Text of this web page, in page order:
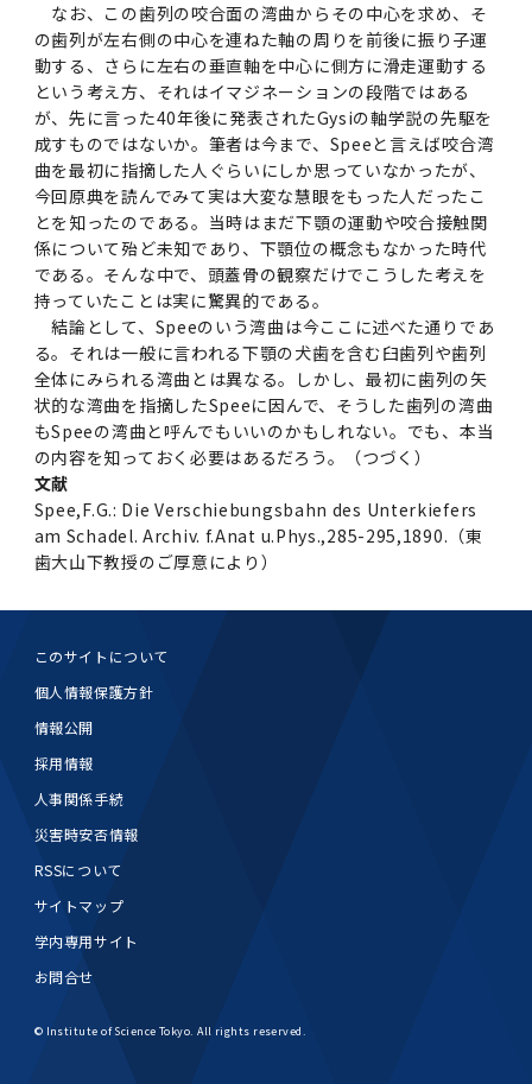
なお、この歯列の咬合面の湾曲からその中心を求め、そ
の歯列が左右側の中心を連ねた軸の周りを前後に振り子運
動する、さらに左右の垂直軸を中心に側方に滑走運動する
という考え方、それはイマジネーションの段階ではある
が、先に言った40年後に発表されたGysiの軸学説の先駆を
成すものではないか。筆者は今まで、Speeと言えば咬合湾
曲を最初に指摘した人ぐらいにしか思っていなかったが、
今回原典を読んでみて実は大変な慧眼をもった人だったこ
とを知ったのである。当時はまだ下顎の運動や咬合接触関
係について殆ど未知であり、下顎位の概念もなかった時代
である。そんな中で、頭蓋骨の観察だけでこうした考えを
持っていたことは実に驚異的である。
結論として、Speeのいう湾曲は今ここに述べた通りであ
る。それは一般に言われる下顎の犬歯を含む臼歯列や歯列
全体にみられる湾曲とは異なる。しかし、最初に歯列の矢
状的な湾曲を指摘したSpeeに因んで、そうした歯列の湾曲
もSpeeの湾曲と呼んでもいいのかもしれない。でも、本当
の内容を知っておく必要はあるだろう。（つづく）
文献
Spee,F.G.: Die Verschiebungsbahn des Unterkiefers
am Schadel. Archiv. f.Anat u.Phys.,285-295,1890.（東
歯大山下教授のご厚意により）
このサイトについて
個人情報保護方針
情報公開
採用情報
人事関係手続
災害時安否情報
RSSについて
サイトマップ
学内専用サイト
お問合せ
© Institute of Science Tokyo. All rights reserved.